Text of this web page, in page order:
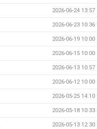
2026-06-24 13:57
2026-06-23 10:36
2026-06-19 10:00
2026-06-15 10:00
2026-06-13 10:57
2026-06-12 10:00
2026-05-25 14:10
2026-05-18 10:33
2026-05-13 12:30